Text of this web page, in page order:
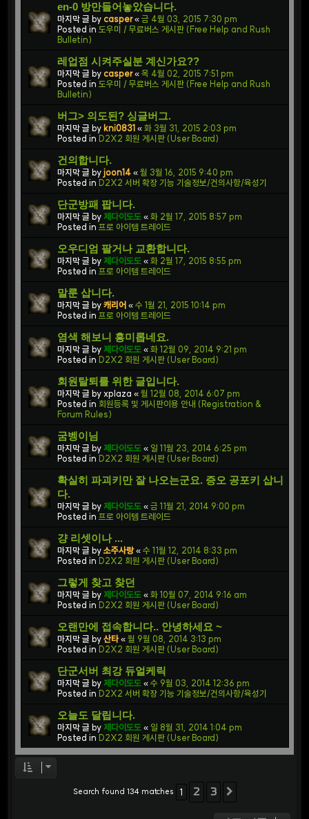
en-0 방만들어놓았습니다.
마지막 글 by casper« 금 4월 03, 2015 7:30 pm
Posted in 도우미 / 무료버스 게시판 (Free Help and Rush
Bulletin)
레업점 시켜주실분 계신가요??
마지막 글 by casper« 목 4월 02, 2015 7:51 pm
Posted in 도우미 / 무료버스 게시판 (Free Help and Rush
Bulletin)
버그> 의도된? 싱글버그.
마지막 글 by kni0831 « 화 3월 31, 2015 2:03 pm
Posted in D2X2 회원 게시판 (User Board)
건의합니다.
마지막 글 by joon14 « 월 3월 16, 2015 9:40 pm
Posted in D2X2 서버 확장 기능 기술정보/건의사항/육성기
단군방패 팝니다.
마지막 글 by 제다이도도 « 화 2월 17, 2015 8:57 pm
Posted in 프로 아이템 트레이드
오우디엄 팔거나 교환합니다.
마지막 글 by 제다이도도 « 화 2월 17, 2015 8:55 pm
Posted in 프로 아이템 트레이드
말룬 삽니다.
마지막 글 by 캐리어 « 수 1월 21, 2015 10:14 pm
Posted in 프로 아이템 트레이드
염색 해보니 흥미롭네요.
마지막 글 by 제다이도도 « 화 12월 09, 2014 9:21 pm
Posted in D2X2 회원 게시판 (User Board)
회원탈퇴를 위한 글입니다.
마지막 글 by xplaza « 월 12월 08, 2014 6:07 pm
Posted in 회원등록 및 게시판이용 안내 (Registration &
Forum Rules)
굼벵이님
마지막 글 by 제다이도도 « 일 11월 23, 2014 6:25 pm
Posted in D2X2 회원 게시판 (User Board)
확실히 파괴키만 잘 나오는군요. 증오 공포키 삽니
다.
마지막 글 by 제다이도도 « 금 11월 21, 2014 9:00 pm
Posted in 프로 아이템 트레이드
걍 리셋이나 ...
마지막 글 by 소주사랑« 수 11월 12, 2014 8:33 pm
Posted in D2X2 회원 게시판 (User Board)
그렇게 찾고 찾던
마지막 글 by 제다이도도 « 화 10월 07, 2014 9:16 am
Posted in D2X2 회원 게시판 (User Board)
오랜만에 접속합니다.. 안녕하세요 ~
마지막 글 by 산타« 월 9월 08, 2014 3:13 pm
Posted in D2X2 회원 게시판 (User Board)
단군서버 최강 듀얼케릭
마지막 글 by 제다이도도 « 수 9월 03, 2014 12:36 pm
Posted in D2X2 서버 확장 기능 기술정보/건의사항/육성기
오늘도 달립니다.
마지막 글 by 제다이도도 « 일 8월 31, 2014 1:04 pm
Posted in D2X2 회원 게시판 (User Board)
Search found 134 matches 1 2 3